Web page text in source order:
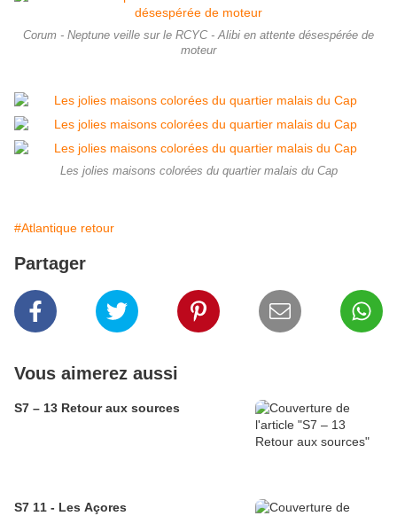
Corum - Neptune veille sur le RCYC - Alibi en attente désespérée de
moteur
Les jolies maisons colorées du quartier malais du Cap
#Atlantique retour
Partager
Vous aimerez aussi
S7 – 13 Retour aux sources
S7 11 - Les Açores